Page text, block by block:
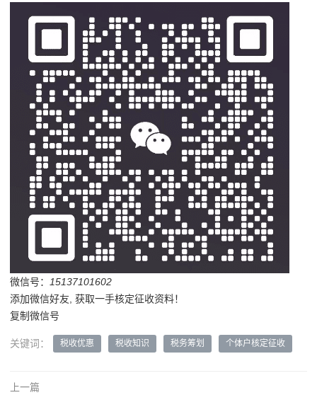
微信号：
15137101602
添加微信好友, 获取一手核定征收资料！
复制微信号
关键词： 税收优惠 税收知识 税务筹划 个体户核定征收
上一篇